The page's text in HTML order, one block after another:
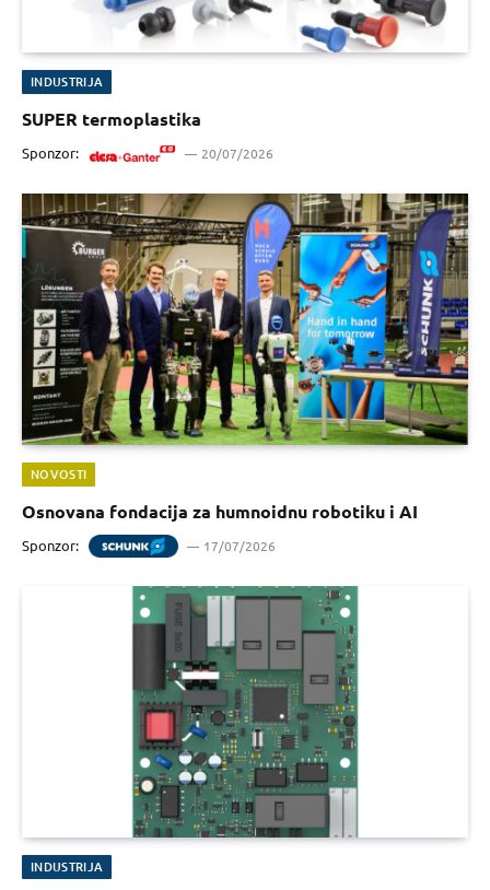
INDUSTRIJA
SUPER termoplastika
Sponzor: 20/07/2026
NOVOSTI
Osnovana fondacija za humnoidnu robotiku i AI
Sponzor: 17/07/2026
INDUSTRIJA